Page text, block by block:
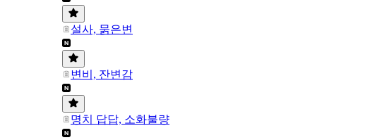
설사, 묽은변
변비, 잔변감
명치 답답, 소화불량